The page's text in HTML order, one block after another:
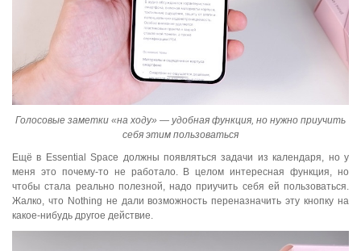
Голосовые заметки «на ходу» — удобная функция, но нужно приучить
себя этим пользоваться
Ещё в Essential Space должны появляться задачи из календаря, но у
меня это почему-то не работало. В целом интересная функция, но
чтобы стала реально полезной, надо приучить себя ей пользоваться.
Жалко, что Nothing не дали возможность переназначить эту кнопку на
какое-нибудь другое действие.